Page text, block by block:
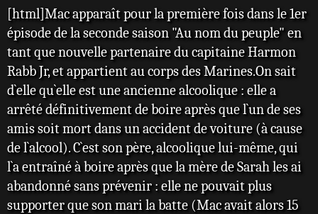
s
a
g
[html]Mac apparaît pour la première fois dans le 1er
épisode de la seconde saison "Au nom du peuple" en
tant que nouvelle partenaire du capitaine Harmon
Rabb Jr, et appartient au corps des Marines.On sait
d`elle qu`elle est une ancienne alcoolique : elle a
arrêté définitivement de boire après que l`un de ses
amis soit mort dans un accident de voiture (à cause
de l`alcool). C`est son père, alcoolique lui-même, qui
l`a entraîné à boire après que la mère de Sarah les ai
abandonné sans prévenir : elle ne pouvait plus
supporter que son mari la batte (Mac avait alors 15